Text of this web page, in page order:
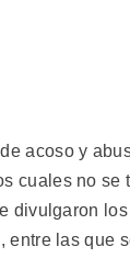
acoso y
cuales no se
divulgaron
entre las que